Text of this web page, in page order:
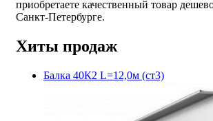
приобретаете качественный товар
Санкт-Петербурге.
Хиты продаж
Балка 40К2 L=12,0м (ст3)